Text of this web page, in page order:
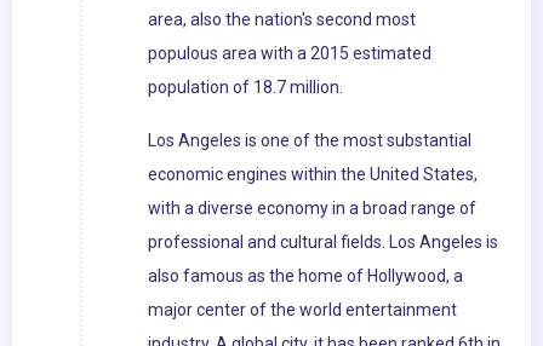
area, also the nation's second most
populous area with a 2015 estimated
population of 18.7 million.
Los Angeles is one of the most substantial
economic engines within the United States,
with a diverse economy in a broad range of
professional and cultural fields. Los Angeles is
also famous as the home of Hollywood, a
major center of the world entertainment